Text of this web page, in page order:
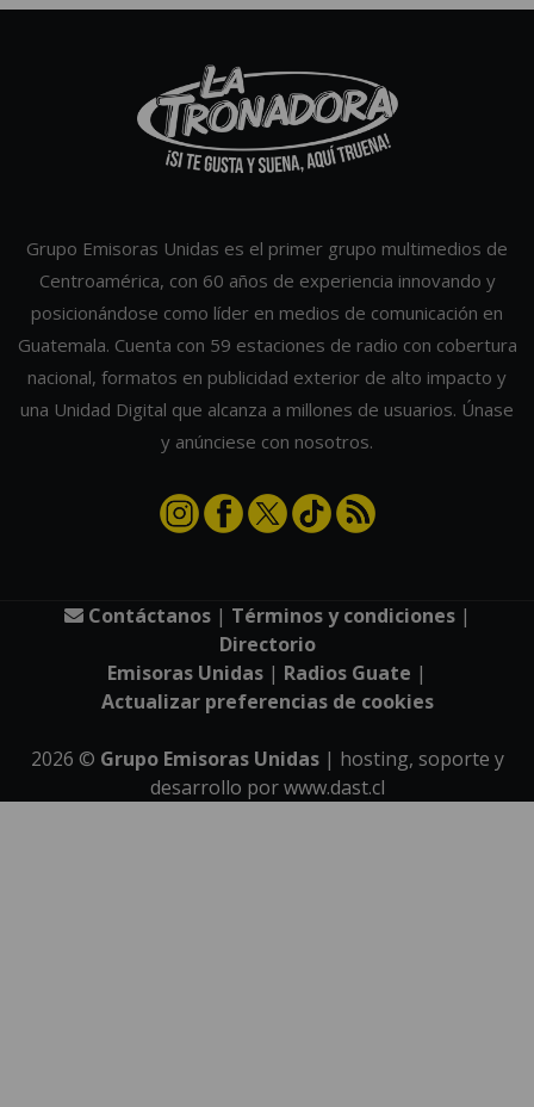
Grupo Emisoras Unidas es el primer grupo multimedios de
Centroamérica, con 60 años de experiencia innovando y
posicionándose como líder en medios de comunicación en
Guatemala. Cuenta con 59 estaciones de radio con cobertura
nacional, formatos en publicidad exterior de alto impacto y
una Unidad Digital que alcanza a millones de usuarios. Únase
y anúnciese con nosotros.
Contáctanos| Términos y condiciones|
Directorio
Emisoras Unidas | Radios Guate |
Actualizar preferencias de cookies
2026 © Grupo Emisoras Unidas| hosting, soporte y
desarrollo porwww.dast.cl